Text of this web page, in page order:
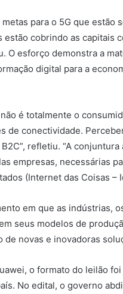
para o 5G que estão
estão cobrindo as capitais
O esforço demonstra a
digital para a
é totalmente o
de conectividade.
refletiu. “A
empresas, necessárias
(Internet das Coisas –
em que as indústrias,
seus modelos de
de novas e inovadoras
o formato do leilão
No edital, o governo